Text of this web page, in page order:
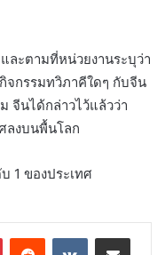
ละตามที่หน่วยงานระบุว่า
จกรรมทวิภาคีใดๆ กับจีน
จีนได้กล่าวไว้แล้วว่า
ลงบนพื้นโลก
1 ของประเทศ
PinterestReddit VKontakteShare via Email